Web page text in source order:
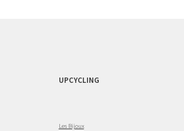
UPCYCLING
Les Bijoux